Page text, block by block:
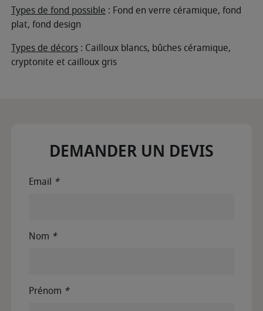
Types de fond possible : Fond en verre céramique, fond
plat, fond design
Types de décors : Cailloux blancs, bûches céramique,
cryptonite et cailloux gris
DEMANDER UN DEVIS
Email *
Nom *
Prénom *